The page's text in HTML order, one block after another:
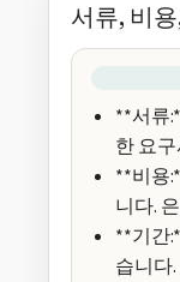
서류, 비
**서류
한 요
**비용
니다.
**기간
습니다.